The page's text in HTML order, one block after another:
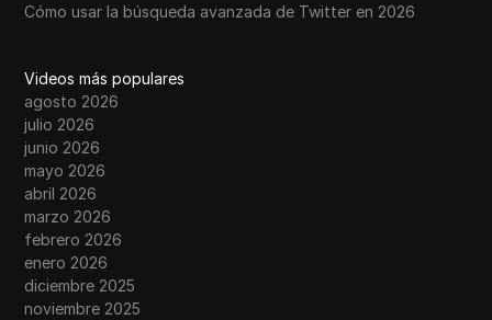
Cómo usar la búsqueda avanzada de Twitter en 2026
Videos más populares
agosto 2026
julio 2026
junio 2026
mayo 2026
abril 2026
marzo 2026
febrero 2026
enero 2026
diciembre 2025
noviembre 2025